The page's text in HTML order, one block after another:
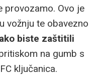
provozamo. Ovo je
vožnju te obavezno
biste zaštitili
na gumb s
ključanica.